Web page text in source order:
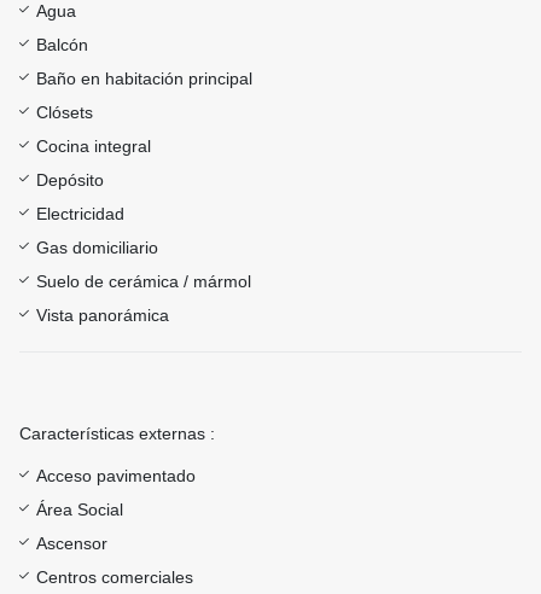
Agua
Balcón
Baño en habitación principal
Clósets
Cocina integral
Depósito
Electricidad
Gas domiciliario
Suelo de cerámica / mármol
Vista panorámica
Características externas :
Acceso pavimentado
Área Social
Ascensor
Centros comerciales